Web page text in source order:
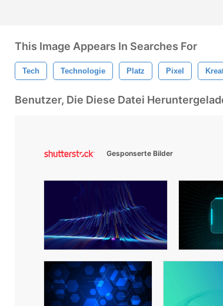
This Image Appears In Searches For
Tech Technologie Platz Pixel
Benutzer, Die Diese Datei
Gesponserte Bilder